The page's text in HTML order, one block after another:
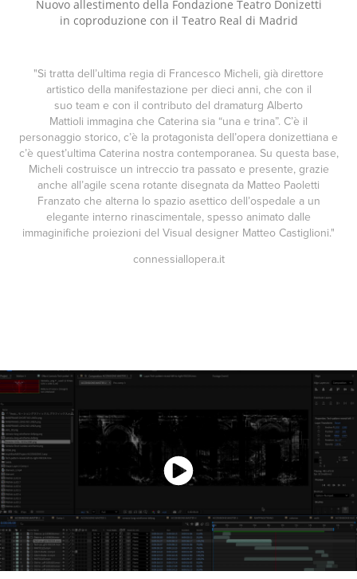
Nuovo allestimento della Fondazione Teatro Donizetti
in coproduzione con il Teatro Real di Madrid
"Si tratta dell’ultima regia di Francesco Micheli, già direttore
artistico della manifestazione per dieci anni, che con il
suo team e con il contributo del dramaturg Alberto
Mattioli immagina che Caterina sia “una e trina”. C’è il
personaggio storico, c’è la protagonista dell’opera donizettiana e
c’è quest’ultima Caterina nostra contemporanea. Su questa base,
Micheli costruisce un intreccio tra passato e presente, grazie
anche all’agile scena rotante disegnata da Matteo Paoletti
Franzato che alterna lo spazio asettico dell’ospedale a un
elegante interno rinascimentale, spesso animato dalle
immaginifiche proiezioni del Visual designer Matteo Castiglioni."
connessiallopera.it